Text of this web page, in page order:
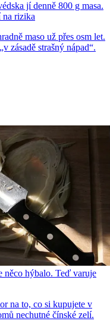
jí denně 800 g masa.
na rizika
maso už přes osm let.
zásadě strašný nápad“.
něco hýbalo. Teď varuje
na to, co si kupujete v
nechutné čínské zelí.